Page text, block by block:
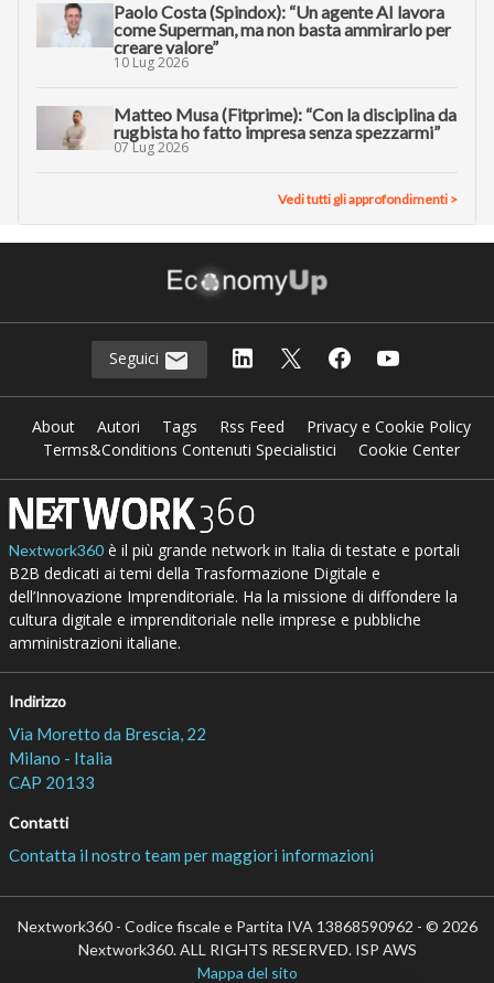
Paolo Costa (Spindox): “Un agente AI lavora
come Superman, ma non basta ammirarlo per
creare valore”
10 Lug 2026
Matteo Musa (Fitprime): “Con la disciplina da
rugbista ho fatto impresa senza spezzarmi”
07 Lug 2026
Vedi tutti gli approfondimenti >
Seguici
About Autori Tags Rss Feed
Privacy e Cookie Policy
Terms&Conditions Contenuti Specialistici
Cookie Center
Nextwork360è il più grande network in Italia di testate e portali
B2B dedicati ai temi della Trasformazione Digitale e
dell’Innovazione Imprenditoriale. Ha la missione di diffondere la
cultura digitale e imprenditoriale nelle imprese e pubbliche
amministrazioni italiane.
Indirizzo
Via Moretto da Brescia, 22
Milano - Italia
CAP 20133
Contatti
Contatta il nostro team per maggiori informazioni
Nextwork360 - Codice fiscale e Partita IVA 13868590962 - © 2026
Nextwork360. ALL RIGHTS RESERVED. ISP AWS
Mappa del sito